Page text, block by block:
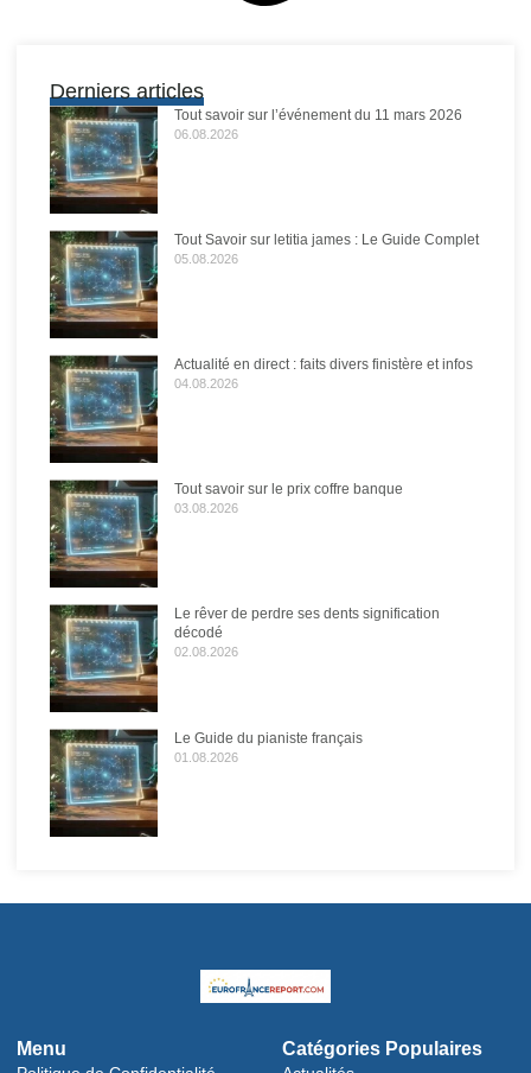
Derniers articles
Tout savoir sur l’événement du 11 mars 2026
06.08.2026
Tout Savoir sur letitia james : Le Guide Complet
05.08.2026
Actualité en direct : faits divers finistère et infos
04.08.2026
Tout savoir sur le prix coffre banque
03.08.2026
Le rêver de perdre ses dents signification
décodé
02.08.2026
Le Guide du pianiste français
01.08.2026
Menu Catégories Populaires